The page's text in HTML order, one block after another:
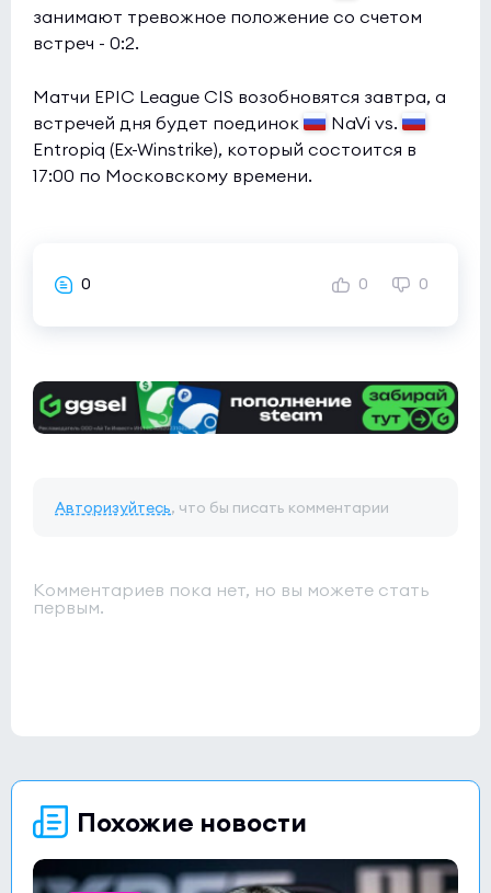
занимают тревожное положение со счетом
встреч - 0:2.
Матчи EPIC League CIS возобновятся завтра, а
встречей дня будет поединок
NaVi vs.
Entropiq (Ex-Winstrike), который состоится в
17:00 по Московскому времени.
0 0 0
Авторизуйтесь, что бы писать комментарии
Комментариев пока нет, но вы можете стать
первым.
Похожие новости